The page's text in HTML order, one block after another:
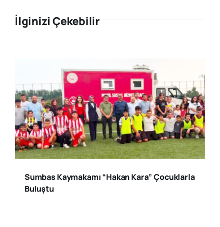
İlginizi Çekebilir
Sumbas Kaymakamı “Hakan Kara” Çocuklarla
Buluştu